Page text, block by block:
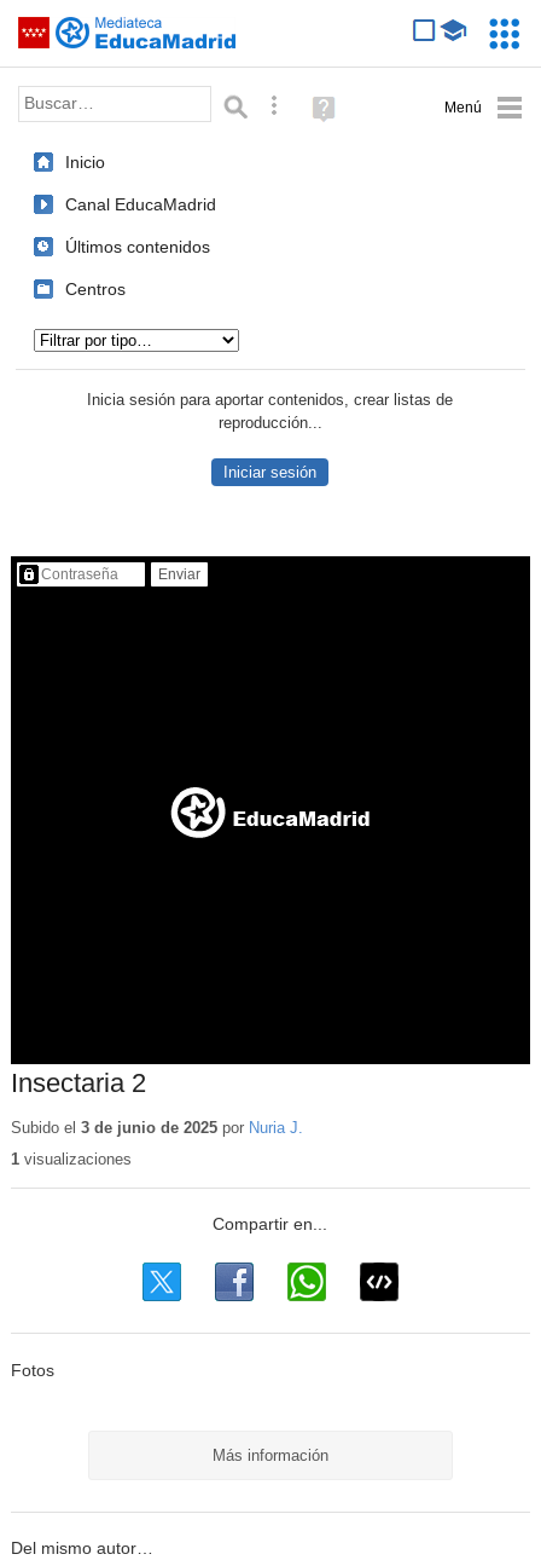
Saltar navegación
Palabra o frase: Búsqueda avanzada
Ayuda
(en
Inicio
Canal EducaMadrid
Últimos contenidos
Centros
Inicia sesión para aportar contenidos, crear listas de
reproducción...
Iniciar sesión
Contenido protegido…
Insectaria 2
Subido el 3 de junio de 2025por Nuria J.
1visualizaciones
Fotos
Más información
Del mismo autor…